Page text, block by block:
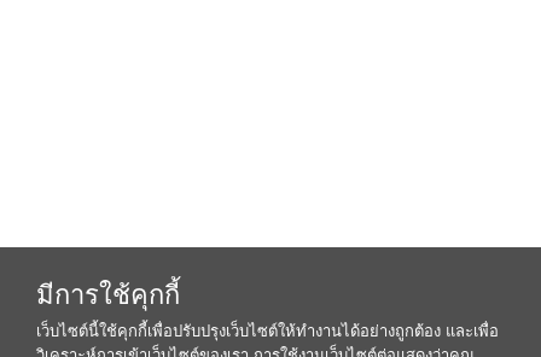
มีการใช้คุกกี้
เว็บไซต์นี้ใช้คุกกี้เพื่อปรับปรุงเว็บไซต์ให้ทำงานได้อย่างถูกต้อง และเพื่อ